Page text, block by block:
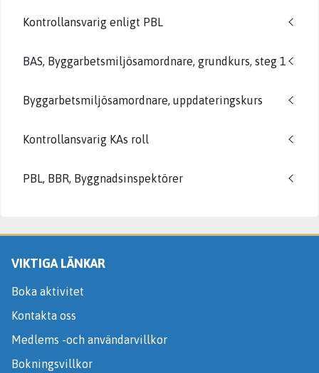
Kontrollansvarig enligt PBL
BAS, Byggarbetsmiljösamordnare, grundkurs, steg 1
Byggarbetsmiljösamordnare, uppdateringskurs
Kontrollansvarig KAs roll
PBL, BBR, Byggnadsinspektörer
VIKTIGA LÄNKAR
Boka aktivitet
Kontakta oss
Medlems -och användarvillkor
Bokningsvillkor